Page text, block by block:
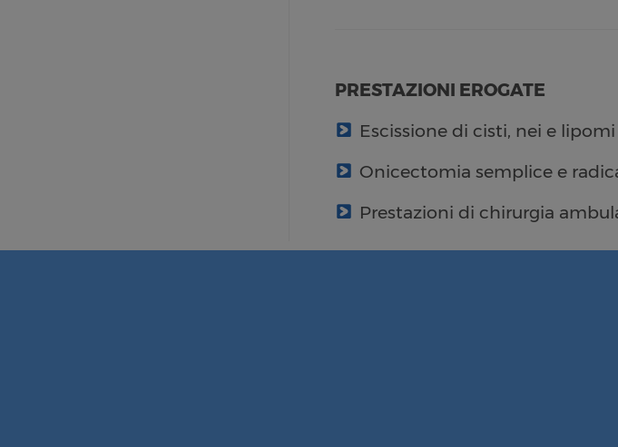
PRESTAZIONI EROGATE
Escissione di cisti, nei e lipomi
Onicectomia semplice e
Prestazioni di chirurgia